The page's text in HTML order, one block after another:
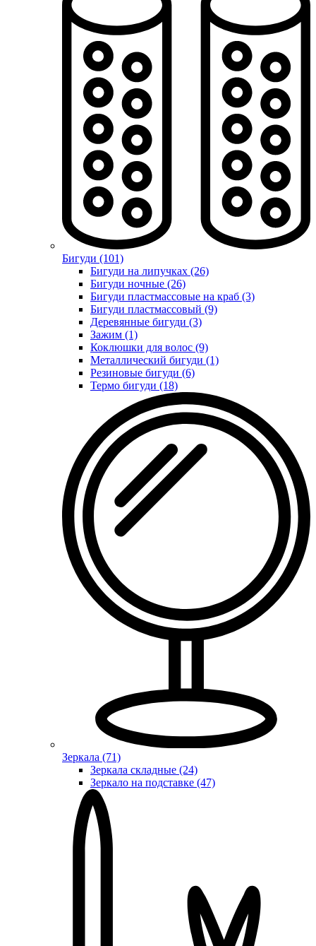
Бигуди (101)
Бигуди на липучках (26)
Бигуди ночные (26)
Бигуди пластмассовые на краб (3)
Бигуди пластмассовый (9)
Деревянные бигуди (3)
Зажим (1)
Коклюшки для волос (9)
Металлический бигуди (1)
Резиновые бигуди (6)
Термо бигуди (18)
Зеркала (71)
Зеркала складные (24)
Зеркало на подставке (47)